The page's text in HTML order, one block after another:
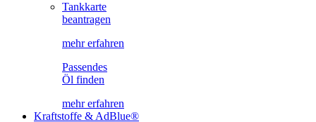
Tankkarte
beantragen
mehr erfahren
Passendes
Öl finden
mehr erfahren
Kraftstoffe & AdBlue®